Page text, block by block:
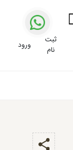
ثبت
نام
ورود